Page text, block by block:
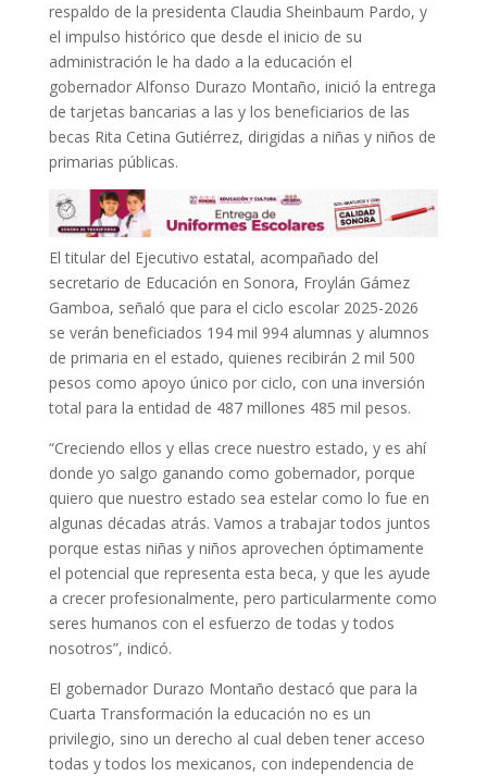
respaldo de la presidenta Claudia Sheinbaum Pardo, y
el impulso histórico que desde el inicio de su
administración le ha dado a la educación el
gobernador Alfonso Durazo Montaño, inició la entrega
de tarjetas bancarias a las y los beneficiarios de las
becas Rita Cetina Gutiérrez, dirigidas a niñas y niños de
primarias públicas.
El titular del Ejecutivo estatal, acompañado del
secretario de Educación en Sonora, Froylán Gámez
Gamboa, señaló que para el ciclo escolar 2025-2026
se verán beneficiados 194 mil 994 alumnas y alumnos
de primaria en el estado, quienes recibirán 2 mil 500
pesos como apoyo único por ciclo, con una inversión
total para la entidad de 487 millones 485 mil pesos.
“Creciendo ellos y ellas crece nuestro estado, y es ahí
donde yo salgo ganando como gobernador, porque
quiero que nuestro estado sea estelar como lo fue en
algunas décadas atrás. Vamos a trabajar todos juntos
porque estas niñas y niños aprovechen óptimamente
el potencial que representa esta beca, y que les ayude
a crecer profesionalmente, pero particularmente como
seres humanos con el esfuerzo de todas y todos
nosotros”, indicó.
El gobernador Durazo Montaño destacó que para la
Cuarta Transformación la educación no es un
privilegio, sino un derecho al cual deben tener acceso
todas y todos los mexicanos, con independencia de